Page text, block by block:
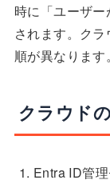
時に「ユーザ
されます。ク
順が異なります。
クラウド
Entra ID管